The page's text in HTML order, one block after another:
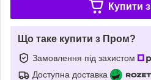
Купити з
Що таке купити з Пром?
Замовлення під захистом
Доступна доставка